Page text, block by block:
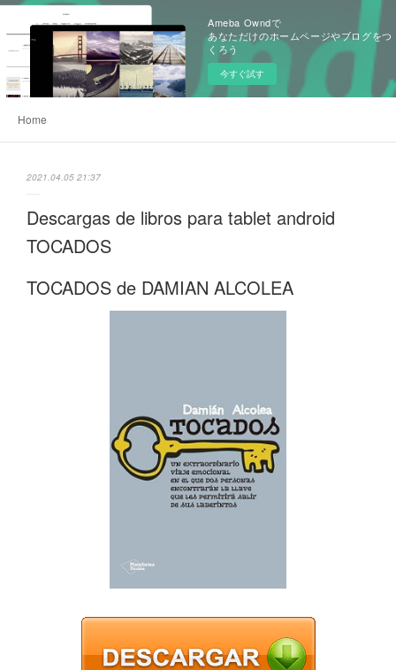
Ameba Owndで
あなただけのホームページやブログをつ
くろう
今すぐ試す
Home
2021.04.05 21:37
Descargas de libros para tablet android
TOCADOS
TOCADOS de DAMIAN ALCOLEA